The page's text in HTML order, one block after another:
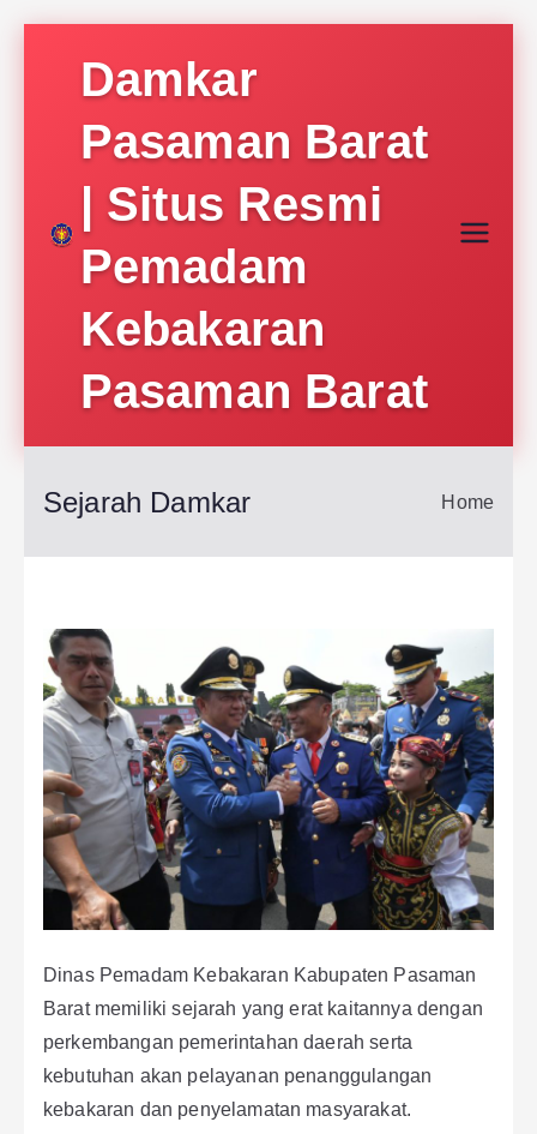
content
Damkar
Pasaman Barat
| Situs Resmi
Pemadam
Kebakaran
Pasaman Barat
Sejarah Damkar Home
Dinas Pemadam Kebakaran Kabupaten Pasaman
Barat memiliki sejarah yang erat kaitannya dengan
perkembangan pemerintahan daerah serta
kebutuhan akan pelayanan penanggulangan
kebakaran dan penyelamatan masyarakat.